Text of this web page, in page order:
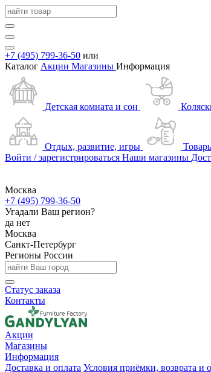
+7 (495) 799-36-50 или
Каталог Акции Магазины Информация
Детская комната и сон
Отдых, развитие, игры
Войти / зарегистрироваться Наши магазины
Москва
+7 (495) 799-36-50
Угадали Ваш регион?
да нет
Москва
Санкт-Петербург
Регионы России
Статус заказа
Контакты
Акции
Магазины
Информация
Доставка и оплата Условия приёмки, возврата и